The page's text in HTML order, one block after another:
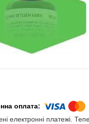
електронні платежі.